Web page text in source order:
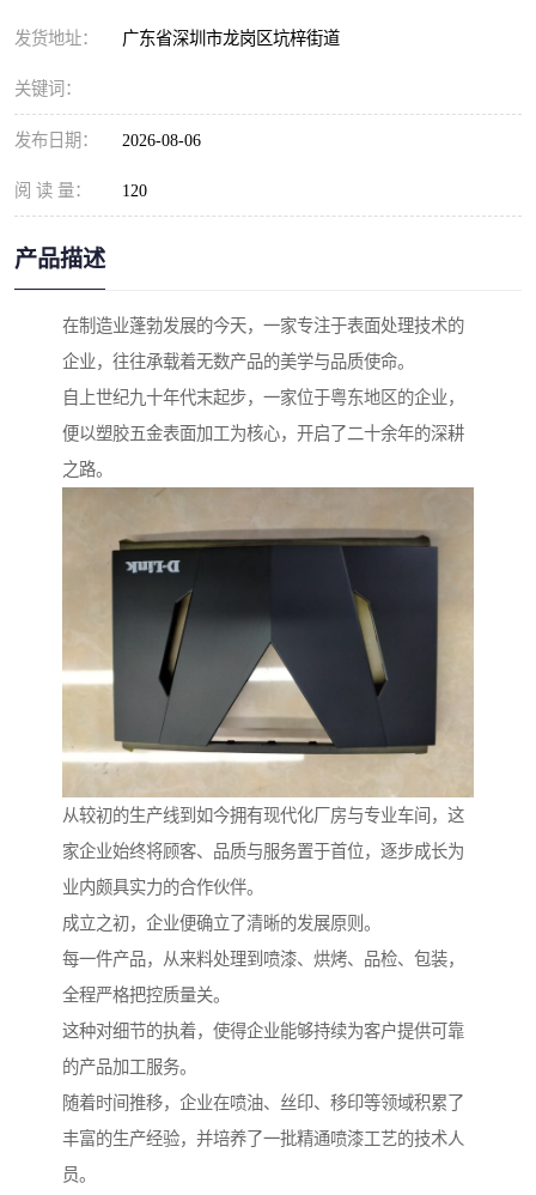
发货地址： 广东省深圳市龙岗区坑梓街道
关键词：
发布日期： 2026-08-06
阅 读 量： 120
产品描述
在制造业蓬勃发展的今天，一家专注于表面处理技术的
企业，往往承载着无数产品的美学与品质使命。
自上世纪九十年代末起步，一家位于粤东地区的企业，
便以塑胶五金表面加工为核心，开启了二十余年的深耕
之路。
从较初的生产线到如今拥有现代化厂房与专业车间，这
家企业始终将顾客、品质与服务置于首位，逐步成长为
业内颇具实力的合作伙伴。
成立之初，企业便确立了清晰的发展原则。
每一件产品，从来料处理到喷漆、烘烤、品检、包装，
全程严格把控质量关。
这种对细节的执着，使得企业能够持续为客户提供可靠
的产品加工服务。
随着时间推移，企业在喷油、丝印、移印等领域积累了
丰富的生产经验，并培养了一批精通喷漆工艺的技术人
员。